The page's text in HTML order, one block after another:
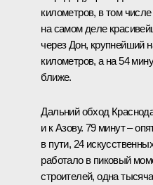
километров, в том
на самом деле
через Дон, крупнейший
километров, а на 54
ближе.
Дальний обход
и к Азову. 79 минут –
в пути, 24
работало в пиковый
строителей, одна